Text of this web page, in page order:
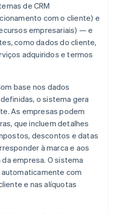
de CRM
com o cliente) e
empresariais) — e
como dados do cliente,
adquiridos e termos
base nos dados
o sistema gera
As empresas podem
que incluem detalhes
descontos e datas
à marca e aos
empresa. O sistema
com
e nas alíquotas